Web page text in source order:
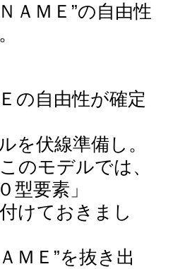
ＡＭＥ”の自由性
の自由性が確定
を伏線準備し。
のモデルでは、
型要素」
けておきまし
ＭＥ”を抜き出